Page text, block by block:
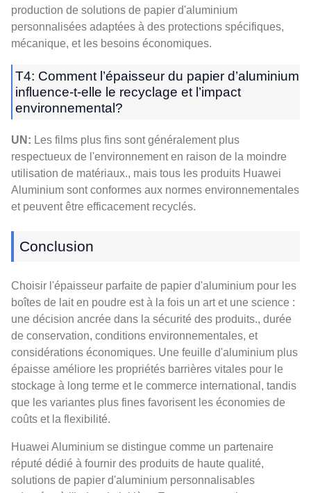
production de solutions de papier d'aluminium
personnalisées adaptées à des protections spécifiques,
mécanique, et les besoins économiques.
T4: Comment l’épaisseur du papier d’aluminium
influence-t-elle le recyclage et l’impact
environnemental?
UN: Les films plus fins sont généralement plus
respectueux de l'environnement en raison de la moindre
utilisation de matériaux., mais tous les produits Huawei
Aluminium sont conformes aux normes environnementales
et peuvent être efficacement recyclés.
Conclusion
Choisir l'épaisseur parfaite de papier d'aluminium pour les
boîtes de lait en poudre est à la fois un art et une science :
une décision ancrée dans la sécurité des produits., durée
de conservation, conditions environnementales, et
considérations économiques. Une feuille d'aluminium plus
épaisse améliore les propriétés barrières vitales pour le
stockage à long terme et le commerce international, tandis
que les variantes plus fines favorisent les économies de
coûts et la flexibilité.
Huawei Aluminium se distingue comme un partenaire
réputé dédié à fournir des produits de haute qualité,
solutions de papier d'aluminium personnalisables